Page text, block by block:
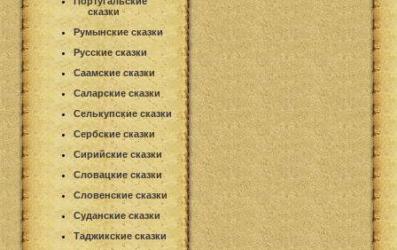
сказки
Румынские сказки
Русские сказки
Саамские сказки
Саларские сказки
Селькупские сказки
Сербские сказки
Сирийские сказки
Словацкие сказки
Словенские сказки
Суданские сказки
Таджикские сказки